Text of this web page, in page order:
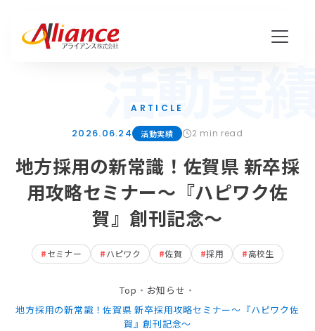
活動実
ARTICLE
2026.06.24 活動実績 2 min read
地方採用の新常識！佐賀県 新卒採
用攻略セミナー～『ハピワク佐
賀』創刊記念～
#セミナー #ハピワク #佐賀 #採用 #高校生
Top ・ お知らせ ・
地方採用の新常識！佐賀県 新卒採用攻略セミナー～『ハピワク佐
賀』創刊記念～